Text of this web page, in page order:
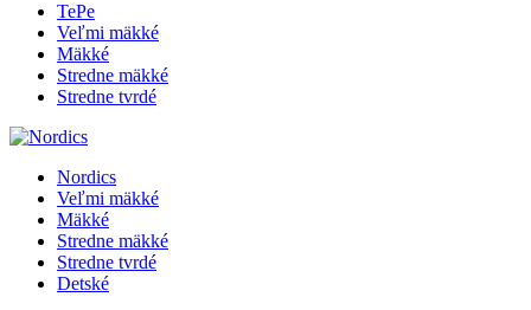
TePe
Veľmi mäkké
Mäkké
Stredne mäkké
Stredne tvrdé
Nordics
Veľmi mäkké
Mäkké
Stredne mäkké
Stredne tvrdé
Detské